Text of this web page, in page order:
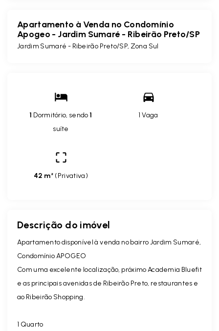
Apartamento à Venda no Condomínio
Apogeo - Jardim Sumaré - Ribeirão Preto/SP
Jardim Sumaré - Ribeirão Preto/SP, Zona Sul
1 Dormitório, sendo1
suíte
1 Vaga
42 m² (Privativa)
Descrição do imóvel
Apartamento disponível à venda no bairro Jardim Sumaré,
Condomínio APOGEO
Com uma excelente localização, próximo Academia Bluefit
e as principais avenidas de Ribeirão Preto, restaurantes e
ao Ribeirão Shopping.
1 Quarto